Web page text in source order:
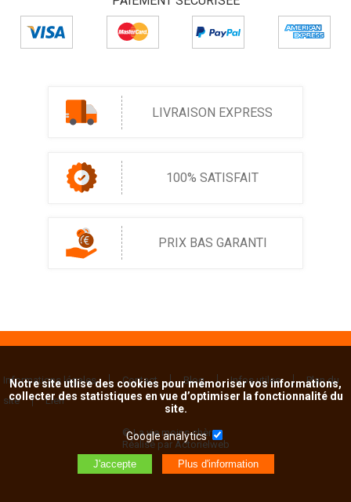
LIVRAISON EXPRESS
100% SATISFAIT
PRIX BAS GARANTI
Informations légales Contact Blog Infos utiles
Plan du
site
Lien
© La vie moins chère
Réalisé par Actorielweb
Notre site utlise des cookies pour mémoriser vos informations,
collecter des statistiques en vue d’optimiser la fonctionnalité du
site.
Google analytics